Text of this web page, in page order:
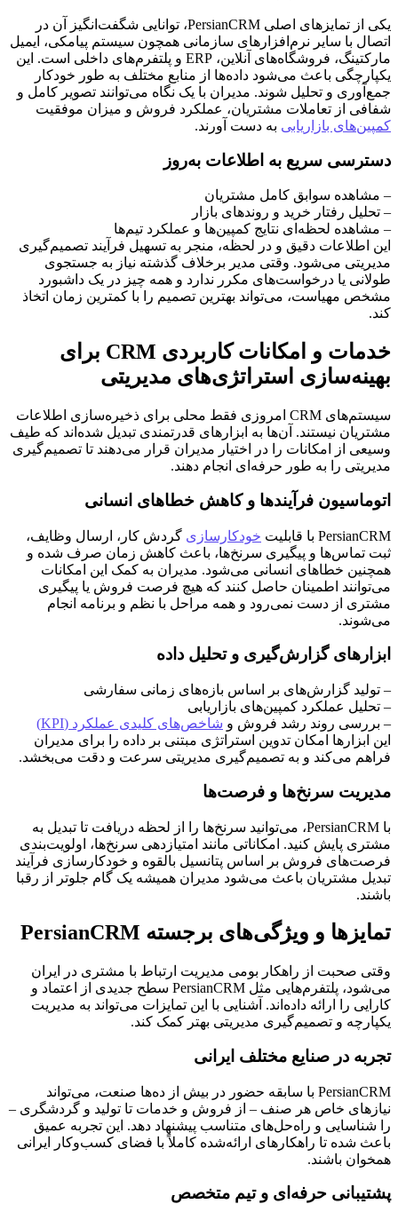
یکی از تمایزهای اصلی PersianCRM، توانایی شگفت‌انگیز آن در
اتصال با سایر نرم‌افزارهای سازمانی همچون سیستم پیامکی، ایمیل
مارکتینگ، فروشگاه‌های آنلاین، ERP و پلتفرم‌های داخلی است. این
یکپارچگی باعث می‌شود داده‌ها از منابع مختلف به طور خودکار
جمع‌آوری و تحلیل شوند. مدیران با یک نگاه می‌توانند تصویر کامل و
شفافی از تعاملات مشتریان، عملکرد فروش و میزان موفقیت
کمپین‌های بازاریابی به دست آورند.
دسترسی سریع به اطلاعات به‌روز
– مشاهده سوابق کامل مشتریان
– تحلیل رفتار خرید و روندهای بازار
– مشاهده لحظه‌ای نتایج کمپین‌ها و عملکرد تیم‌ها
این اطلاعات دقیق و در لحظه، منجر به تسهیل فرآیند تصمیم‌گیری
مدیریتی می‌شود. وقتی مدیر برخلاف گذشته نیاز به جستجوی
طولانی یا درخواست‌های مکرر ندارد و همه چیز در یک داشبورد
مشخص مهیاست، می‌تواند بهترین تصمیم را با کمترین زمان اتخاذ
کند.
خدمات و امکانات کاربردی CRM برای
بهینه‌سازی استراتژی‌های مدیریتی
سیستم‌های CRM امروزی فقط محلی برای ذخیره‌سازی اطلاعات
مشتریان نیستند. آن‌ها به ابزارهای قدرتمندی تبدیل شده‌اند که طیف
وسیعی از امکانات را در اختیار مدیران قرار می‌دهند تا تصمیم‌گیری
مدیریتی را به طور حرفه‌ای انجام دهند.
اتوماسیون فرآیندها و کاهش خطاهای انسانی
PersianCRM با قابلیت خودکارسازی گردش کار، ارسال وظایف،
ثبت تماس‌ها و پیگیری سرنخ‌ها، باعث کاهش زمان صرف شده و
همچنین خطاهای انسانی می‌شود. مدیران به کمک این امکانات
می‌توانند اطمینان حاصل کنند که هیچ فرصت فروش یا پیگیری
مشتری از دست نمی‌رود و همه مراحل با نظم و برنامه انجام
می‌شوند.
ابزارهای گزارش‌گیری و تحلیل داده
– تولید گزارش‌های بر اساس بازه‌های زمانی سفارشی
– تحلیل عملکرد کمپین‌های بازاریابی
– بررسی روند رشد فروش و شاخص‌های کلیدی عملکرد (KPI)
این ابزارها امکان تدوین استراتژی‌ مبتنی بر داده را برای مدیران
فراهم می‌کند و به تصمیم‌گیری مدیریتی سرعت و دقت می‌بخشد.
مدیریت سرنخ‌ها و فرصت‌ها
با PersianCRM، می‌توانید سرنخ‌ها را از لحظه دریافت تا تبدیل به
مشتری پایش کنید. امکاناتی مانند امتیازدهی سرنخ‌ها، اولویت‌بندی
فرصت‌های فروش بر اساس پتانسیل بالقوه و خودکارسازی فرآیند
تبدیل مشتریان باعث می‌شود مدیران همیشه یک گام جلوتر از رقبا
باشند.
تمایزها و ویژگی‌های برجسته PersianCRM
وقتی صحبت از راهکار بومی مدیریت ارتباط با مشتری در ایران
می‌شود، پلتفرم‌هایی مثل PersianCRM سطح جدیدی از اعتماد و
کارایی را ارائه داده‌اند. آشنایی با این تمایزات می‌تواند به مدیریت
یکپارچه و تصمیم‌گیری مدیریتی بهتر کمک کند.
تجربه در صنایع مختلف ایرانی
PersianCRM با سابقه حضور در بیش از ده‌ها صنعت، می‌تواند
نیازهای خاص هر صنف – از فروش و خدمات تا تولید و گردشگری –
را شناسایی و راه‌حل‌های متناسب پیشنهاد دهد. این تجربه عمیق
باعث شده تا راهکارهای ارائه‌شده کاملاً با فضای کسب‌وکار ایرانی
همخوان باشند.
پشتیبانی حرفه‌ای و تیم متخصص